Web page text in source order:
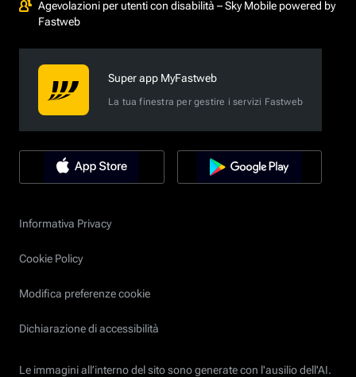
Agevolazioni per utenti con disabilità – Sky Mobile powered by
Fastweb
Super app MyFastweb
La tua finestra per gestire i servizi Fastweb
Informativa Privacy
Cookie Policy
Modifica preferenze cookie
Dichiarazione di accessibilità
Le immagini all’interno del sito sono generate con l'ausilio dell'AI.